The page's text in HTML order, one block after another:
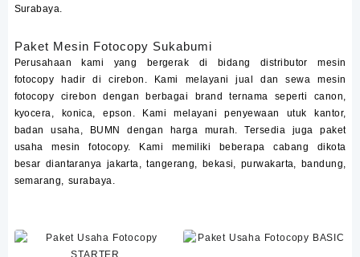
Surabaya.
Paket Mesin Fotocopy Sukabumi
Perusahaan kami yang bergerak di bidang distributor mesin
fotocopy hadir di cirebon. Kami melayani jual dan sewa mesin
fotocopy cirebon dengan berbagai brand ternama seperti canon,
kyocera, konica, epson. Kami melayani penyewaan utuk kantor,
badan usaha, BUMN dengan harga murah. Tersedia juga paket
usaha mesinfotocopy. Kami memiliki beberapa cabang dikota
besar diantaranya jakarta, tangerang, bekasi, purwakarta, bandung,
semarang, surabaya.